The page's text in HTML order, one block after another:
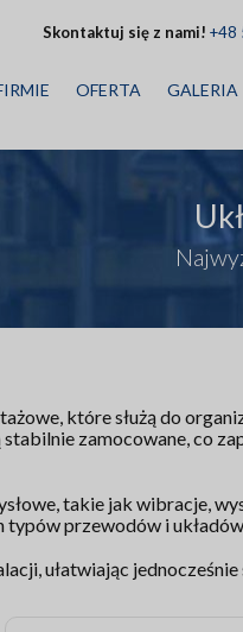
OFERTA GALERIA
Skontaktuj się z nami! +48
które służą do
zamocowane, co
takie jak wibracje,
typów przewodów i
ułatwiając